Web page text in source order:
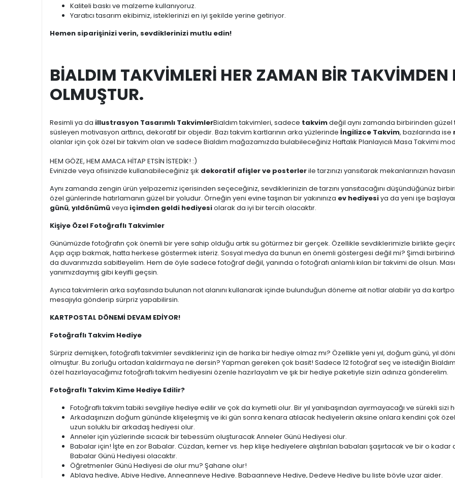
Kaliteli baskı ve malzeme kullanıyoruz.
Yaratıcı tasarım ekibimiz, isteklerinizi en iyi şekilde yerine getiriyor.
Hemen siparişinizi verin, sevdiklerinizi mutlu edin!
BİALDIM TAKVİMLERİ HER ZAMAN BİR
OLMUŞTUR.
Resimli ya da illustrasyon Tasarımlı TakvimlerBialdım takvimleri, sadece takvimdeğil aynı zamanda birbirinden güzel
süsleyen motivasyon arttırıcı, dekoratif bir objedir. Bazı takvim kartlarının arka yüzlerinde İngilizce Takvim, bazılarında ise
olanlar için çok özel bir takvim olan ve sadece Bialdım mağazamızda bulabileceğiniz Haftalık Planlayıcılı Masa Takvimi
HEM GÖZE, HEM AMACA HİTAP ETSİN İSTEDİK! :)
Evinizde veya ofisinizde kullanabileceğiniz şık dekoratif afişler ve posterlerile tarzınızı yansıtarak mekanlarınızın
Aynı zamanda zengin ürün yelpazemiz içerisinden seçeceğiniz, sevdiklerinizin de tarzını yansıtacağını düşündüğünüz
özel günlerinde hatırlamanın güzel bir yoludur. Örneğin yeni evine taşınan bir yakınınıza ev hediyesiya da yeni işe
günü, yıldönümüveya içimden geldi hediyesiolarak da iyi bir tercih olacaktır.
Kişiye Özel Fotoğraflı Takvimler
Günümüzde fotoğrafın çok önemli bir yere sahip olduğu artık su götürmez bir gerçek. Özellikle sevdiklerimizle birlikte
Açıp açıp bakmak, hatta herkese göstermek isteriz. Sosyal medya da bunun en önemli göstergesi değil mi? Şimdi
da duvarımızda sabitleyelim. Hem de öyle sadece fotoğraf değil, yanında o fotoğrafı anlamlı kılan bir takvimi de olsun.
yanımızdaymış gibi keyifli geçsin.
Ayrıca takvimlerin arka sayfasında bulunan not alanını kullanarak içinde bulunduğun döneme ait notlar alabilir ya da
mesajıyla gönderip sürpriz yapabilirsin.
KARTPOSTAL DÖNEMİ DEVAM EDİYOR!
Fotoğraflı Takvim Hediye
Sürpriz demişken, fotoğraflı takvimler sevdikleriniz için de harika bir hediye olmaz mı? Özellikle yeni yıl, doğum günü, yıl
olmuştur. Bu zorluğu ortadan kaldırmaya ne dersin? Yapman gereken çok basit! Sadece 12 fotoğraf seç ve istediğin
özel hazırlayacağımız fotoğraflı takvim hediyesini özenle hazırlayalım ve şık bir hediye paketiyle sizin adınıza gönderelim.
Fotoğraflı Takvim Kime Hediye Edilir?
Fotoğraflı takvim tabiki sevgiliye hediye edilir ve çok da kıymetli olur. Bir yıl yanıbaşından ayırmayacağı ve sürekli
Arkadaşınızın doğum gününde klişeleşmiş ve iki gün sonra kenara atılacak hediyelerin aksine onlara kendini çok
uzun soluklu bir arkadaş hediyesi olur.
Anneler için yüzlerinde sıcacık bir tebessüm oluşturacak Anneler Günü Hediyesi olur.
Babalar için! İşte en zor Babalar. Cüzdan, kemer vs. hep klişe hediyelere alıştırılan babaları şaşırtacak ve bir o
Babalar Günü Hediyesi olacaktır.
Öğretmenler Günü Hediyesi de olur mu? Şahane olur!
Ablaya hediye, Abiye Hediye, Anneanneye Hediye. Babaanneye Hediye, Dedeye Hediye bu liste böyle uzar gider.